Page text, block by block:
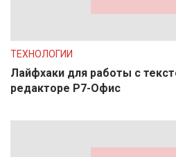
ТЕХНОЛОГИИ
Лайфхаки для работы с
редакторе Р7-Офис